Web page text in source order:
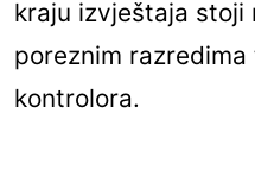
kraju izvještaja stoji
poreznim
kontrolora.